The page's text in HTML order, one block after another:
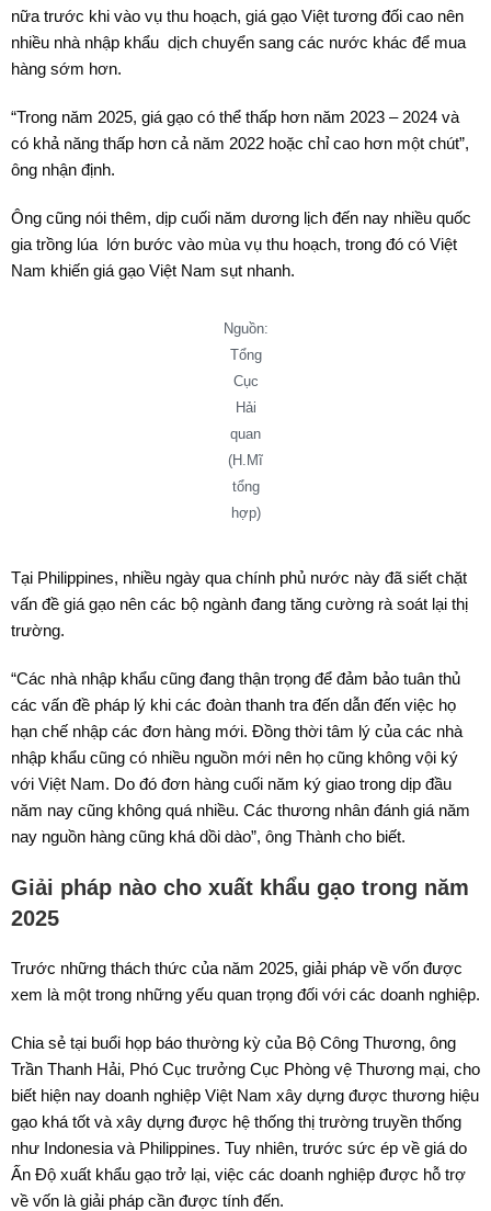
nữa trước khi vào vụ thu hoạch, giá gạo Việt tương đối cao nên
nhiều nhà nhập khẩu dịch chuyển sang các nước khác để mua
hàng sớm hơn.
“Trong năm 2025, giá gạo có thể thấp hơn năm 2023 – 2024 và
có khả năng thấp hơn cả năm 2022 hoặc chỉ cao hơn một chút”,
ông nhận định.
Ông cũng nói thêm, dịp cuối năm dương lịch đến nay nhiều quốc
gia trồng lúa lớn bước vào mùa vụ thu hoạch, trong đó có Việt
Nam khiến giá gạo Việt Nam sụt nhanh.
Nguồn:
Tổng
Cục
Hải
quan
(H.Mĩ
tổng
hợp)
Tại Philippines, nhiều ngày qua chính phủ nước này đã siết chặt
vấn đề giá gạo nên các bộ ngành đang tăng cường rà soát lại thị
trường.
“Các nhà nhập khẩu cũng đang thận trọng để đảm bảo tuân thủ
các vấn đề pháp lý khi các đoàn thanh tra đến dẫn đến việc họ
hạn chế nhập các đơn hàng mới. Đồng thời tâm lý của các nhà
nhập khẩu cũng có nhiều nguồn mới nên họ cũng không vội ký
với Việt Nam. Do đó đơn hàng cuối năm ký giao trong dịp đầu
năm nay cũng không quá nhiều. Các thương nhân đánh giá năm
nay nguồn hàng cũng khá dồi dào”, ông Thành cho biết.
Giải pháp nào cho xuất khẩu gạo trong năm
2025
Trước những thách thức của năm 2025, giải pháp về vốn được
xem là một trong những yếu quan trọng đối với các doanh nghiệp.
Chia sẻ tại buổi họp báo thường kỳ của Bộ Công Thương, ông
Trần Thanh Hải, Phó Cục trưởng Cục Phòng vệ Thương mại, cho
biết hiện nay doanh nghiệp Việt Nam xây dựng được thương hiệu
gạo khá tốt và xây dựng được hệ thống thị trường truyền thống
như Indonesia và Philippines. Tuy nhiên, trước sức ép về giá do
Ấn Độ xuất khẩu gạo trở lại, việc các doanh nghiệp được hỗ trợ
về vốn là giải pháp cần được tính đến.